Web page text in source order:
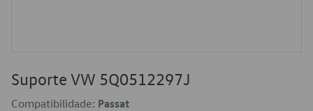
Suporte VW 5Q0512297J
Compatibilidade: Passat